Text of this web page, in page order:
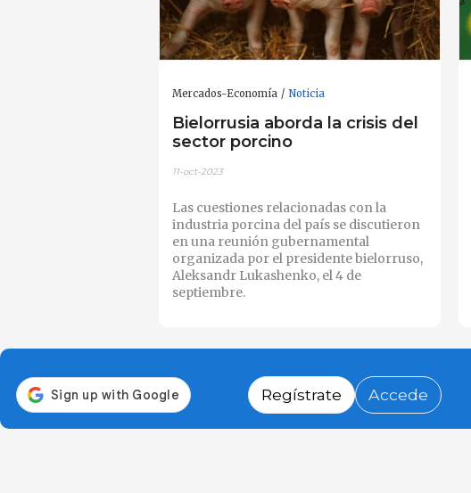
Mercados-Economía Noticia
Bielorrusia aborda la crisis del
sector porcino
11-oct-2023
Las cuestiones relacionadas con la
industria porcina del país se discutieron
en una reunión gubernamental
organizada por el presidente bielorruso,
Aleksandr Lukashenko, el 4 de
septiembre.
Regístrate Accede